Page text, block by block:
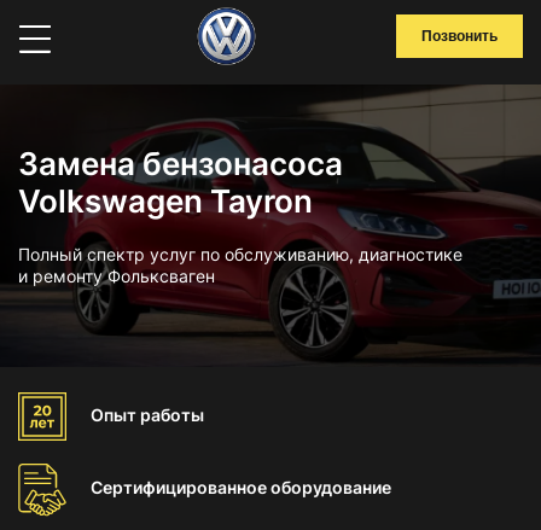
Позвонить
Замена бензонасоса
Volkswagen Tayron
Полный спектр услуг по обслуживанию, диагностике
и ремонту Фольксваген
Опыт работы
Сертифицированноеоборудование